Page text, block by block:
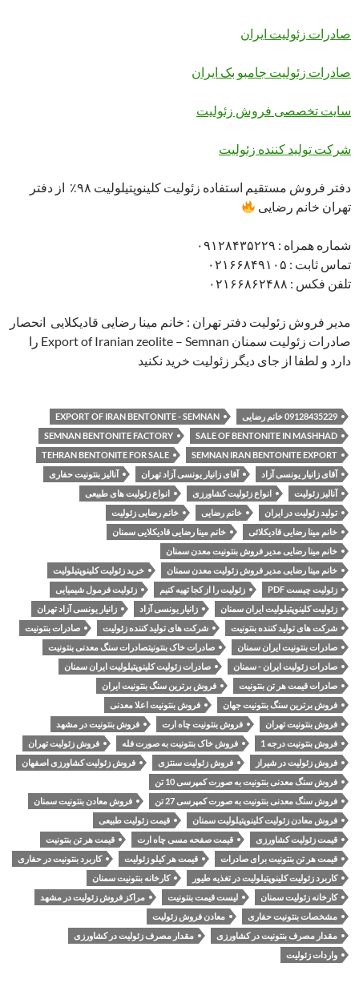
صادرات زئولیت ایران
صادرات زئولیت جامبو بک ایران
سایت تخصصی فروش زئولیت
شرکت تولید کننده زئولیت
دفتر فروش مستقیم استفاده زئولیت کلینوپتیلولیت ۹۸٪ از دفتر
تهران خانم رضایی
شماره همراه : ۰۹۱۲۸۴۳۵۲۲۹
تماس ثابت : ۰۲۱۶۶۸۴۹۱۰۵
تلفن فکس : ۰۲۱۶۶۸۶۲۴۸۸
مدیر فروش زئولیت دفتر تهران : خانم مینا رضایی قادیکلایی انحصار
صادرات زئولیت سمنان Export of Iranian zeolite – Semnan را
دارد و لطفا از جای دیگر زئولیت خرید نکنید
09128435229 خانم رضایی
EXPORT OF IRAN BENTONITE - SEMNAN
SALE OF BENTONITE IN MASHHAD
SEMNAN BENTONITE FACTORY
SEMNAN IRAN BENTONITE EXPORT
TEHRAN BENTONITE FOR SALE
آقای زانیار یونسی آزاد
آقای زانیار یونسی آزاد تهران
آنالیز بنتونیت حفاری
آنالیز زئولیت
انواع زئولیت کشاورزی
انواع زئولیت های طبیعی
تولید زئولیت در ایران
خانم رضایی
خانم رضایی زئولیت
خانم مینا رضایی قادیکلائی
خانم مینا رضایی قادیکلایی سمنان
خانم مینا رضایی مدیر فروش بنتونیت معدن سمنان
خانم مینا رضایی مدیر فروش زئولیت معدن سمنان
خرید زئولیت کلینوپتیلولیت
زئولیت چیست PDF
زئولیت را از کجا تهیه کنیم
زئولیت فرمول شیمیایی
زئولیت کلینوپتیلولیت ایران سمنان
زانیار یونسی آزاد
زانیار یونسی آزاد تهران
شرکت های تولید کننده بنتونیت
شرکت های تولید کننده زئولیت
صادرات بنتونیت
صادرات بنتونیت ایران سمنان
صادرات خاک بنتونیتصادرات سنگ معدنی بنتونیت
صادرات زئولیت ایران - سمنان
صادرات زئولیت کلینوپتیلولیت ایران سمنان
صادرات قیمت هر تن بنتونیت
فروش برترین سنگ بنتونیت ایران
فروش برترین سنگ بنتونیت جهان
فروش بنتونیت اعلا معدنی
فروش بنتونیت تهران
فروش بنتونیت چاه ارت
فروش بنتونیت در مشهد
فروش بنتونیت درجه 1
فروش خاک بنتونیت به صورت فله
فروش زئولیت تهران
فروش زئولیت در شیراز
فروش زئولیت سنتزی
فروش زئولیت کشاورزی اصفهان
فروش سنگ معدنی بنتونیت به صورت کمپرسی 10 تن
فروش سنگ معدنی بنتونیت به صورت کمپرسی 27 تن
فروش معادن بنتونیت سمنان
فروش معادن زئولیت کلینوپتیلولیت سمنان
قیمت زئولیت طبیعی
قیمت زئولیت کشاورزی
قیمت صفحه مسی چاه ارت
قیمت هر تن بنتونیت
قیمت هر تن بنتونیت برای صادرات
قیمت هر کیلو زئولیت
کاربرد بنتونیت در حفاری
کاربرد زئولیت کلینوپتیلولیت در تغذیه طیور
کارخانه بنتونیت سمنان
کارخانه زئولیت سمنان
لیست قیمت بنتونیت
مراکز فروش زئولیت در مشهد
مشخصات بنتونیت حفاری
معادن فروش زئولیت
مقدار مصرف بنتونیت در کشاورزی
مقدار مصرف زئولیت در کشاورزی
واردات زئولیت